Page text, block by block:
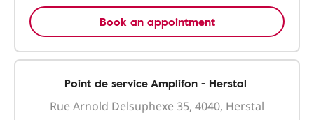
Book an appointment
Point de service Amplifon - Herstal
Rue Arnold Delsuphexe 35, 4040, Herstal